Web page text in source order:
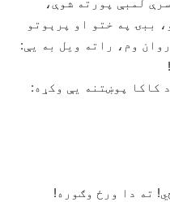
لمبې پورته شوې،
ببۍ په ختو او پرېوتو
وم، راته ویل به یې:
کاکا پوښتنه یې وکړه:
ته دا ورځ وګوره!